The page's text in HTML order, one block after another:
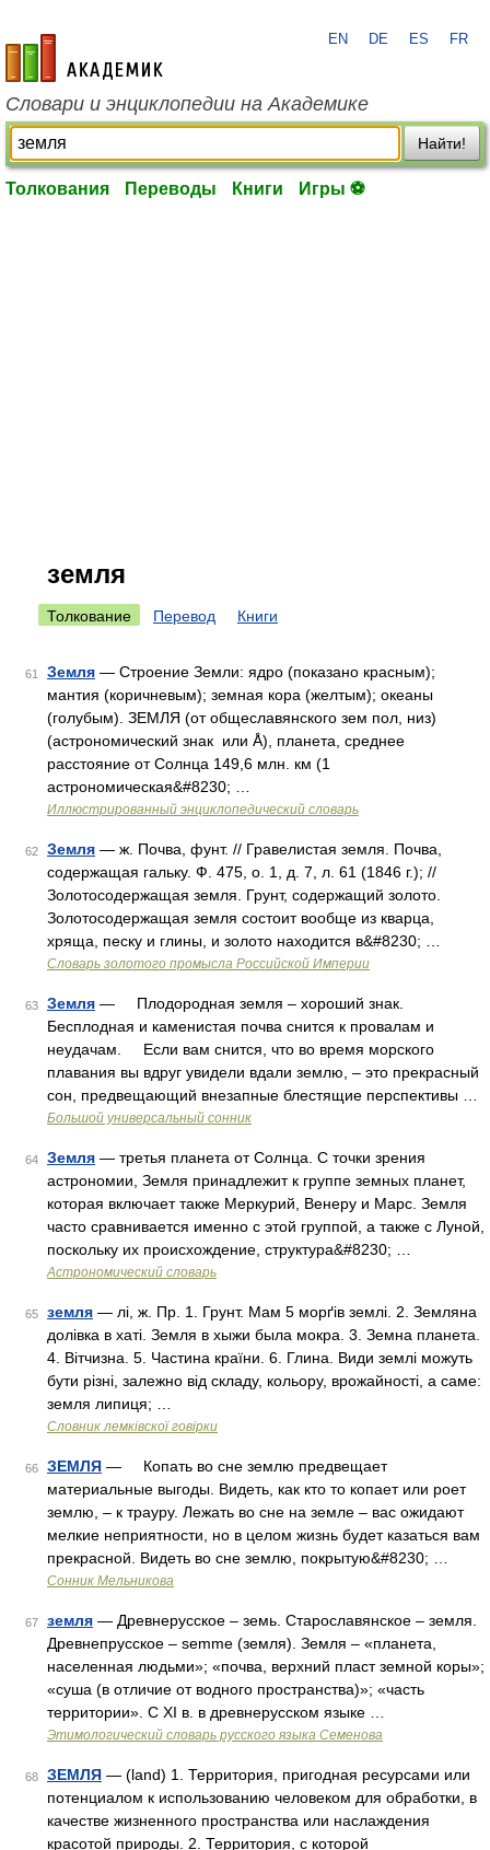
academic.ru
EN DE ES FR
Словари и энциклопедии на Академике
Найти!
Толкования Переводы Книги Игры ⚽
земля
Толкование Перевод Книги
61 Земля — Строение Земли: ядро (показано красным);
мантия (коричневым); земная кора (желтым); океаны
(голубым). ЗЕМЛЯ (от общеславянского зем пол, низ)
(астрономический знак или Å), планета, среднее
расстояние от Солнца 149,6 млн. км (1
астрономическая&#8230; …
Иллюстрированный энциклопедический словарь
62 Земля — ж. Почва, фунт. // Гравелистая земля. Почва,
содержащая гальку. Ф. 475, о. 1, д. 7, л. 61 (1846 г.); //
Золотосодержащая земля. Грунт, содержащий золото.
Золотосодержащая земля состоит вообще из кварца,
хряща, песку и глины, и золото находится в&#8230; …
Словарь золотого промысла Российской Империи
63 Земля — Плодородная земля – хороший знак.
Бесплодная и каменистая почва снится к провалам и
неудачам. Если вам снится, что во время морского
плавания вы вдруг увидели вдали землю, – это прекрасный
сон, предвещающий внезапные блестящие перспективы …
Большой универсальный сонник
64 Земля — третья планета от Солнца. С точки зрения
астрономии, Земля принадлежит к группе земных планет,
которая включает также Меркурий, Венеру и Марс. Земля
часто сравнивается именно с этой группой, а также с Луной,
поскольку их происхождение, структура&#8230; …
Астрономический словарь
65 земля — лі, ж. Пр. 1. Грунт. Мам 5 морґів землі. 2. Земляна
долівка в хаті. Земля в хыжи была мокра. 3. Земна планета.
4. Вітчизна. 5. Частина країни. 6. Глина. Види землі можуть
бути різні, залежно від складу, кольору, врожайності, а саме:
земля липиця; …
Словник лемківскої говірки
66 ЗЕМЛЯ — Копать во сне землю предвещает
материальные выгоды. Видеть, как кто то копает или роет
землю, – к трауру. Лежать во сне на земле – вас ожидают
мелкие неприятности, но в целом жизнь будет казаться вам
прекрасной. Видеть во сне землю, покрытую&#8230; …
Сонник Мельникова
67 земля — Древнерусское – земь. Старославянское – земля.
Древнепрусское – semme (земля). Земля – «планета,
населенная людьми»; «почва, верхний пласт земной коры»;
«суша (в отличие от водного пространства)»; «часть
территории». С XI в. в древнерусском языке …
Этимологический словарь русского языка Семенова
68 ЗЕМЛЯ — (land) 1. Территория, пригодная ресурсами или
потенциалом к использованию человеком для обработки, в
качестве жизненного пространства или наслаждения
красотой природы. 2. Территория, с которой